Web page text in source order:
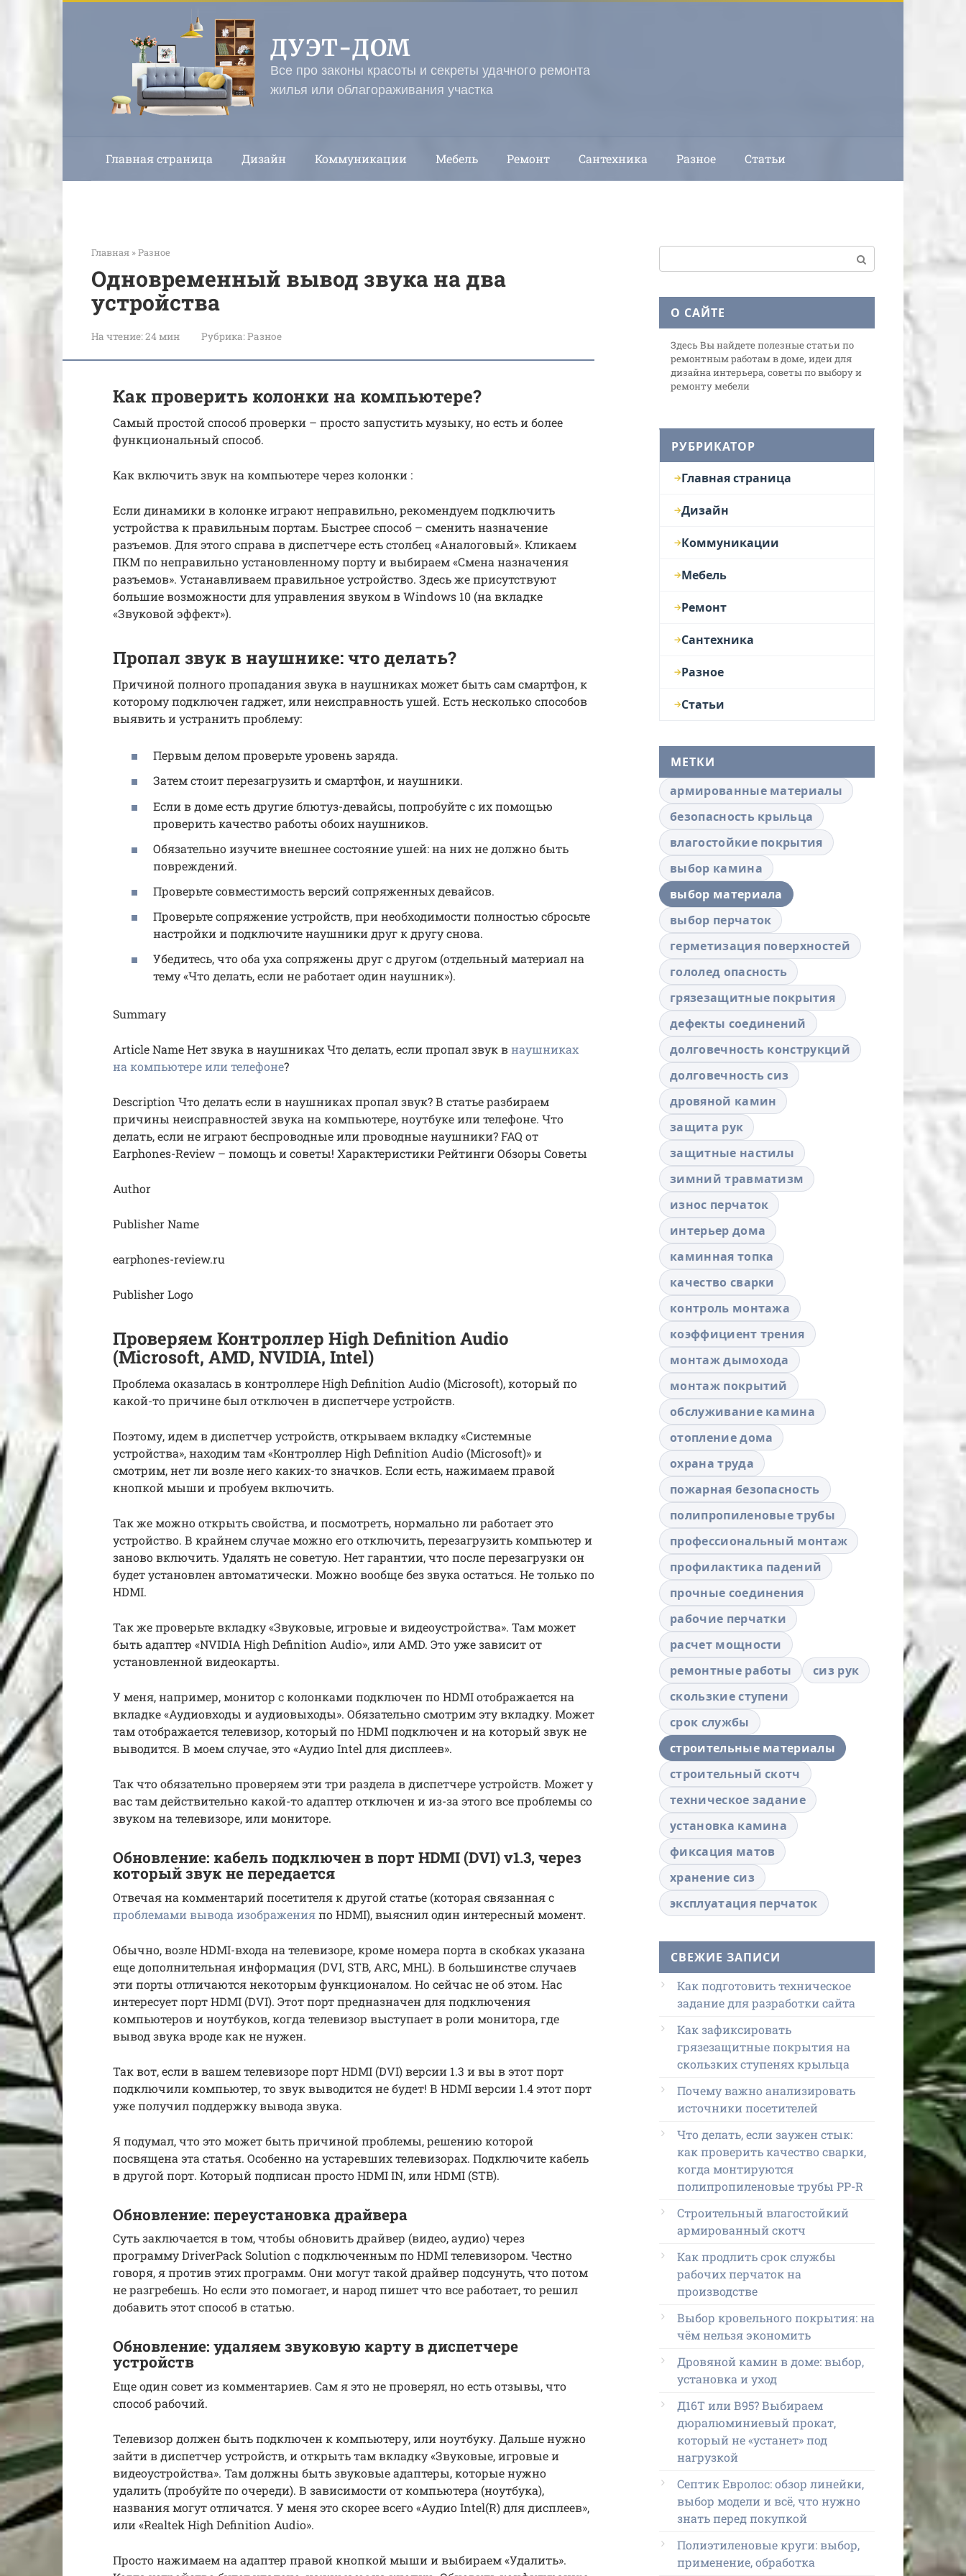
ДУЭТ-ДОМ
Все про законы красоты и секреты удачного ремонта
жилья или облагораживания участка
Главная страница Дизайн Коммуникации Мебель Ремонт Сантехника Разное Статьи
Главная »Разное
Одновременный вывод звука на два
устройства
На чтение:24 мин Рубрика:Разное
Как проверить колонки на компьютере?
Самый простой способ проверки – просто запустить музыку, но есть и более
функциональный способ.
Как включить звук на компьютере через колонки :
Если динамики в колонке играют неправильно, рекомендуем подключить
устройства к правильным портам. Быстрее способ – сменить назначение
разъемов. Для этого справа в диспетчере есть столбец «Аналоговый». Кликаем
ПКМ по неправильно установленному порту и выбираем «Смена назначения
разъемов». Устанавливаем правильное устройство. Здесь же присутствуют
большие возможности для управления звуком в Windows 10 (на вкладке
«Звуковой эффект»).
Пропал звук в наушнике: что делать?
Причиной полного пропадания звука в наушниках может быть сам смартфон, к
которому подключен гаджет, или неисправность ушей. Есть несколько способов
выявить и устранить проблему:
Первым делом проверьте уровень заряда.
Затем стоит перезагрузить и смартфон, и наушники.
Если в доме есть другие блютуз-девайсы, попробуйте с их помощью
проверить качество работы обоих наушников.
Обязательно изучите внешнее состояние ушей: на них не должно быть
повреждений.
Проверьте совместимость версий сопряженных девайсов.
Проверьте сопряжение устройств, при необходимости полностью сбросьте
настройки и подключите наушники друг к другу снова.
Убедитесь, что оба уха сопряжены друг с другом (отдельный материал на
тему «Что делать, если не работает один наушник»).
Summary
Article Name Нет звука в наушниках Что делать, если пропал звук в наушниках
на компьютере или телефоне?
Description Что делать если в наушниках пропал звук? В статье разбираем
причины неисправностей звука на компьютере, ноутбуке или телефоне. Что
делать, если не играют беспроводные или проводные наушники? FAQ от
Earphones-Review – помощь и советы! Характеристики Рейтинги Обзоры Советы
Author
Publisher Name
earphones-review.ru
Publisher Logo
Проверяем Контроллер High Definition Audio
(Microsoft, AMD, NVIDIA, Intel)
Проблема оказалась в контроллере High Definition Audio (Microsoft), который по
какой-то причине был отключен в диспетчере устройств.
Поэтому, идем в диспетчер устройств, открываем вкладку «Системные
устройства», находим там «Контроллер High Definition Audio (Microsoft)» и
смотрим, нет ли возле него каких-то значков. Если есть, нажимаем правой
кнопкой мыши и пробуем включить.
Так же можно открыть свойства, и посмотреть, нормально ли работает это
устройство. В крайнем случае можно его отключить, перезагрузить компьютер и
заново включить. Удалять не советую. Нет гарантии, что после перезагрузки он
будет установлен автоматически. Можно вообще без звука остаться. Не только по
HDMI.
Так же проверьте вкладку «Звуковые, игровые и видеоустройства». Там может
быть адаптер «NVIDIA High Definition Audio», или AMD. Это уже зависит от
установленной видеокарты.
У меня, например, монитор с колонками подключен по HDMI отображается на
вкладке «Аудиовходы и аудиовыходы». Обязательно смотрим эту вкладку. Может
там отображается телевизор, который по HDMI подключен и на который звук не
выводится. В моем случае, это «Аудио Intel для дисплеев».
Так что обязательно проверяем эти три раздела в диспетчере устройств. Может у
вас там действительно какой-то адаптер отключен и из-за этого все проблемы со
звуком на телевизоре, или мониторе.
Обновление: кабель подключен в порт HDMI (DVI) v1.3, через
который звук не передается
Отвечая на комментарий посетителя к другой статье (которая связанная с
проблемами вывода изображенияпо HDMI), выяснил один интересный момент.
Обычно, возле HDMI-входа на телевизоре, кроме номера порта в скобках указана
еще дополнительная информация (DVI, STB, ARC, MHL). В большинстве случаев
эти порты отличаются некоторым функционалом. Но сейчас не об этом. Нас
интересует порт HDMI (DVI). Этот порт предназначен для подключения
компьютеров и ноутбуков, когда телевизор выступает в роли монитора, где
вывод звука вроде как не нужен.
Так вот, если в вашем телевизоре порт HDMI (DVI) версии 1.3 и вы в этот порт
подключили компьютер, то звук выводится не будет! В HDMI версии 1.4 этот порт
уже получил поддержку вывода звука.
Я подумал, что это может быть причиной проблемы, решению которой
посвящена эта статья. Особенно на устаревших телевизорах. Подключите кабель
в другой порт. Который подписан просто HDMI IN, или HDMI (STB).
Обновление: переустановка драйвера
Суть заключается в том, чтобы обновить драйвер (видео, аудио) через
программу DriverPack Solution с подключенным по HDMI телевизором. Честно
говоря, я против этих программ. Они могут такой драйвер подсунуть, что потом
не разгребешь. Но если это помогает, и народ пишет что все работает, то решил
добавить этот способ в статью.
Обновление: удаляем звуковую карту в диспетчере
устройств
Еще один совет из комментариев. Сам я это не проверял, но есть отзывы, что
способ рабочий.
Телевизор должен быть подключен к компьютеру, или ноутбуку. Дальше нужно
зайти в диспетчер устройств, и открыть там вкладку «Звуковые, игровые и
видеоустройства». Там должны быть звуковые адаптеры, которые нужно
удалить (пробуйте по очереди). В зависимости от компьютера (ноутбука),
названия могут отличатся. У меня это скорее всего «Аудио Intel(R) для дисплеев»,
или «Realtek High Definition Audio».
Просто нажимаем на адаптер правой кнопкой мыши и выбираем «Удалить».
О САЙТЕ
Здесь Вы найдете полезные статьи по
ремонтным работам в доме, идеи для
дизайна интерьера, советы по выбору и
ремонту мебели
РУБРИКАТОР
Главная страница
Дизайн
Коммуникации
Мебель
Ремонт
Сантехника
Разное
Статьи
МЕТКИ
армированные материалы
безопасность крыльца
влагостойкие покрытия
выбор камина
выбор материала
выбор перчаток
герметизация поверхностей
гололед опасность
грязезащитные покрытия
дефекты соединений
долговечность конструкций
долговечность сиз
дровяной камин
защита рук
защитные настилы
зимний травматизм
износ перчаток
интерьер дома
каминная топка
качество сварки
контроль монтажа
коэффициент трения
монтаж дымохода
монтаж покрытий
обслуживание камина
отопление дома
охрана труда
пожарная безопасность
полипропиленовые трубы
профессиональный монтаж
профилактика падений
прочные соединения
рабочие перчатки
расчет мощности
ремонтные работы
сиз рук
скользкие ступени
срок службы
строительные материалы
строительный скотч
техническое задание
установка камина
фиксация матов
хранение сиз
эксплуатация перчаток
СВЕЖИЕ ЗАПИСИ
Как подготовить техническое
задание для разработки сайта
Как зафиксировать
грязезащитные покрытия на
скользких ступенях крыльца
Почему важно анализировать
источники посетителей
Что делать, если заужен стык:
как проверить качество сварки,
когда монтируются
полипропиленовые трубы PP-R
Строительный влагостойкий
армированный скотч
Как продлить срок службы
рабочих перчаток на
производстве
Выбор кровельного покрытия: на
чём нельзя экономить
Дровяной камин в доме: выбор,
установка и уход
Д16Т или В95? Выбираем
дюралюминиевый прокат,
который не «устанет» под
нагрузкой
Септик Евролос: обзор линейки,
выбор модели и всё, что нужно
знать перед покупкой
Полиэтиленовые круги: выбор,
применение, обработка